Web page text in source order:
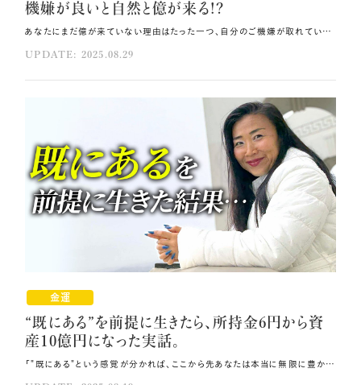
機嫌が良いと自然と億が来る!?
あなたにまだ億が来ていない理由はたった一つ、自分のご機嫌が取れていないからかもしれません。 今回は、億万長者への転機となる「ご機嫌」の取り方をお伝えします💓 億が自然とやってくる自分になるため、ご機嫌を取る必要があるあなたの中の3つの要素と、 それらを一気に上げる方法をご紹介。 1日たった5分の実践を習慣にすれば、必ず億の引き寄せが起こる体質に変わっていけるはずです🍀 その方法はコレ！！ インナーチャイルドの機嫌を直すために、自分自身を認めましょう。 これまでの自分の全ての努力に対して当たり前をゼロにして感謝してください。 誰よりも自分に優しく寄り添い、認め、感謝の言葉を伝え、自分の一番の応援団になりましょう。 元動画（YouTube）：『億万長者が実践している1日5分のご機嫌習慣😊❤️機嫌が良いと自然と億が来る!? （第1955回）』 億万長者になるための3つのご機嫌要素 人間は「体」＋「低次の自分」＋「高次の自分」の3つの要素で構成されています。 あなたが自然と億万長者になるためには、これら3つの要素をしっかりご機嫌にする必要があります。 3つの要素について詳しく説明しますね。 ①体（無意識／潜在意識／インナーチャイルド） まずご機嫌を取るべきは、あなたという魂のお寺である体です💞 ②低次の自分（エゴ／顕在意識） 地球に住み、この肉体を動かしている自分のことです。 毎日を前向きに過ごし、少しでも人生を良くするため頑張っているのはこの部分ですね💫 ③高次の自分 宇宙の源であるボルテックスや12次元の0ポイントフィールドと直結している自分です。 どこに行き、誰と会い、何を話し、どう生きれば自然と億が来るのか？ あなたの天命は何なのか？それをどう展開すれば無限に成功するか？ 高次の自分は、これら全ての答えを持っています。 億の引き寄せを起こりやすくする最も大切な要素であるにも関わらず、 残念ながら多くの人が3つの要素の中で一番ご機嫌取りを忘れがちなのが、 この高次の自分なのです💧 インナーチャイルドを機嫌を直す 3つの全ての要素のご機嫌が取れていないと運気が下がり、思った通りに物事が運ばなくなります💦 ご機嫌が取れていない人の共通点は、表面的に楽しそうにしていても目が笑っていないことです。 目が笑っていない理由は、インナーチャイルドが怒っているからなのです💥 あなたは小さい頃から本当に頑張ってきました。 大人になってからも、子どものため、家族のため、会社のためにずっと頑張り続けています。 それにも関わらず、あなたの頑張りを誰も認めてくれないので、 インナーチャイルドが怒っているのです。 プンプン怒っているインナーチャイルドの機嫌を直すただ一つの方法は、 他の誰でもないあなたが自分自身を認めることです🌸 やり方は簡単です。 生まれてからこれまでに、あなたが行ってきた全ての努力を思い出してみてください。 ずっと努力してきたあなたを一番近くでずっと見てきたのは、紛れもなくあなた自身です。 あなたは、努力してきた自分を認めていますか？ 報われた努力も報われなかった努力も、 これまでの自分の全ての努力に対して当たり前をゼロにして感謝してください🎀 どんな些細なことであっても、今自分が「できている」状態に目を向け、 誰よりも先にあなた自身がそれを認めてください。 体の隅々まで感謝を届けよう これまでの自分の努力に感謝し自分を認めたら、次に、自分の体に心から感謝してください💝 お母さんから無料で作ってもらった体は、休むことなく心臓を動かし続け、 24時間×365日×あなたの年齢分、ずっと働き続けています。 お給料をもらうことも褒め言葉をかけられることもなく働き続けているのですから、 体（インナーチャイルド）がプンプン怒っているのも無理はありませんよね。 ぜひ、心臓と体に心からの感謝を送ってください。 そして、朝目覚めたら今日もまた目が覚めたことを体に感謝しましょう。 お手洗いに行ったら膀胱に「ありがとう」を伝えましょう。 歩くことのできる足に、朝ごはんを作ることができる手に、 全身のあらゆる箇所に感謝の言葉を伝えてください💗 森羅万象に「ありがとう」を伝える 人間の体の半分以上は水でできていますので、あなたの体を支えている水にも感謝しましょう💫 水に「ありがとう」と言うと水の結晶が雪の結晶のような 美しい形に変わるという話を聞いたことがあると思います。 ぜひ、飲む前のお水に「ありがとう」と伝え、セルフ高波動水にしてから飲んでみてください❗ 続けて、毎日の食卓に並ぶお米・お魚・お肉・お野菜に思いを馳せてみましょう。 全てあなたと同じ命ある存在で、私たちはその命をいただいているのです。 食べ物を食べる前にもぜひ「ありがとう」を伝え、 高波動の食事に変えてからいただくようにしてください。 波動の高いものを体に取り入れると体は満足しますので、 体からもあなたに感謝が向けられるようになります。 さらに、生きている限り食べた後には必ず排泄するのが体のシステムですが、 感謝の気持ちが足りず体が怒っているとこの循環がうまくいかず、便秘になります。 不要な排泄物を体に溜め込まないためにも、高波動の水や食事を摂り、 とことん体に意識を向け感謝してください💘 そうすることで体がきちんと機能し、好循環が生まれます。 "母船"とつながり、導きの声をキャッチする 今回取り上げた3つの要素は、『宇宙戦艦ヤマト』のような 大きな宇宙船の本体（母船）と子機に例えることができます。 「高次の自分」が母船、母船から出撃する子機が「低次の自分（顕在意識）」と「体（無意識）」です。 母船は宇宙から地上界を俯瞰しているため、あなたが億を掴むための情報を全て持っています。 母船と良好に交信し、母船から送り出される導きの声をキャッチするためには、 子機の波動を上げて母船としっかりつながる必要があります💫 そのための最良最速の方法が、自分自身への感謝です。 あなた自身が誰よりも自分に優しく寄り添い、認め、感謝の言葉を伝え、 自分の一番の応援団になってください🪽 こうして波動が十分に上がると、母船から送られる高次の導きが 「ワクワク」や「ときめき」としてあなたにまっすぐ届きます。 「ワクワク」や「ときめき」を感じたら、ぜひその場所に行き、その人と話をしてみてください。 それが、自分の天命を知り、自分の天才性を活かしたビジネスで全方向から ハッピーマネーを受け取る人生へと舵を切る転機となります。 自分に感謝し、認める時間を1日に5分で良いので取ってみてください💎 やがてそれが習慣となり、意識しなくとも常に360度自分自身を認めている状態になった時、 天界ですでに用意されている億があなたの元にやって来るでしょう。 まとめ 自分の体に心から感謝してください。 人間の体の半分以上は水でできているので、体を支えている水にも感謝しましょう。 飲む前のお水に「ありがとう」と伝え、セルフ高波動水にしてから飲んでください。
UPDATE: 2025.08.29
金運
“既にある”を前提に生きたら、所持金6円から資
産10億円になった実話。
「"既にある"という感覚が分かれば、ここから先あなたは本当に無限に豊かになれます。」 この言葉を聞いて、あなたはどう感じますか？ 「そうは言っても現実に通帳に億があるわけではないし…」 「まだ億の引き寄せが叶っていないし…」と思われたかもしれませんね。 今回は、生きる前提を"既にある"に変えただけで所持金6円から10億円の資産家となった 私の体験談を交え、"既にある"人生を生きるスタート地点にみなさんをお連れします🌟 その方法はコレ！！ 「ない」が「ない」を引き寄せていることを自覚し、その状況を改善しましょう。 “既にある”思い込みを自分に与えてください。 自分が自分を認め、自己評価を上げ続けましょう。 元動画（YouTube）：『“既にある”を前提に生きたら、所持金6円から資産10億円になった実話。（第1945回）』 既にある感覚をインストールする 所持金が6円になった時、私は本当に自分には何もないと思っていました。 言い換えれば、「私には何もない」と信じていたからこそそれが現実化したわけです💞 同じように、「お金が足りない」と思った途端にどんどんお金がなくなっていったり、 急な出費が重なったりした経験があるという方も多いのではないでしょうか。 この経験がある方はチャンスです！ 「ない」が「ない」を引き寄せていることを自覚できていれば、その状況を改善していけるからです🌿 自覚がなければ変えることもできないのです。 では早速、今日みなさんにインストールしていただきたい"既にある"感覚についてご説明します。 8月8日に開催した宇宙フェス後、参加くださったみなさんから怒涛の引き寄せ報告を いただいていますが、その引き寄せ報告こそが、"既にある"の感覚に変わります。 お金のエネルギーに金額の大小は関係なく、 1円拾った方も5,000万円を引き寄せた方もエネルギーは一緒です。 ぜひ、その感覚を持ち続け、望む人生を創造してください。 「まだ何も引き寄せていない」という方は、参加された方からの報告が止まらない今、 ぜひ「みんなが引き寄せているのだから私もできる！」「私も引き寄せの波に乗る！」と決めてください🌸 そうすると、バラバラのリズムで動いていたメトロノームが数分後には同じテンポで動き出すように "引き寄せ共鳴"が起こり、あなたにも"既にある"がインストールされていきます。 「ない」を「ある」に変え年収1,000万円達成‼️ 所持金6円時代、親からも友達からもお金を貸してもらえず、 バイトも解雇され新しい仕事も見つからないという八方塞がりの状況から 私が抜け出した最初のきっかけは、「ない」を「ある」に変えたことでした❗ この転機が私の人生を大きく変えました。 ある雑誌で、通訳になれば年収2,000万円稼げるようになるという記事を読んだ時のことです。 「英語ができれば私も年収2,000万！」という思い込みが私の中に生まれました。 さらに、単語を覚えれば覚えるほど（1単語につき5円）脳内でお金が増えると自分に設定したことで、 私の中に"既にある"感覚が育まれていきました💗 その結果、何のコネもなく通訳になり、27歳の時に年収1,000万円を達成したのです。 「朝ライブを見ているから、私も億を引き寄せられる」でも「宇宙フェスに参加したから、 宇宙が用意してくれたお金を受け取ることができる」でも、何でもいいのです。 あなたもぜひ"既にある"思い込みを自分に与えてください🎁 そうすることで、「ない」を「ある」に変え、「ある」状態を引き寄せることができます。 思い込み一つで収入を爆上げできる そして、世界ナンバーワンコーチのアンソニー・ロビンズのセミナーの通訳をした時、 次の飛躍のきっかけが訪れました。 私が密かに持っていた「通訳なのに英語ができない」という思い込みが、 クレームやトラブルばかりを仕事に引き寄せ、飛躍の足枷になっていたことに気づいたのです。 この思い込みを外し、自分のキャリアや取得してきた資格を改めて思い出し、 帰国子女ほどではないけれど自分はそれなりに英語ができると認めた途端、 本の出版が決まり、年収をさらに上げることに成功しました。 この「通訳なのに英語ができない」という思い込みの元になっていたのは、 帰国子女の通訳の方々と海外経験がないまま通訳になった自分との比較です。 どんな分野においても必ず上には上がいますが、 上と自分を比較して「この人に比べたら私はできていない」と思っている限り、 "既にある"前提を生きることはできません。 比較地獄に陥ると、実際には誰もが億万長者になるのに必要な才能を持っているにも関わらず、 「私はできない、ダメだ」という諦めが宇宙に打ち上がり、 低い自己評価分しかお金を受け取ることができないのです💦 "既にある"前提をぶち壊す諸悪の根源である比較地獄に気づいたら、 ぜひこの言い訳をごっそり手放し、「自分には全てが"既にある"」を新たにインストールしてください。 そうやって自分が自分を認め、自己評価を上げ続けることで、 あなたにとって最適なタイミングで億を楽に受け取るチャンスがやってきます💰 億を受け取れる器になる 宇宙は既にあなたに億を用意しています。 今のあなたに必要なのは、それを受け取って地球のために活用できる自分になることだけです。 そのためには、とにかく自分を整えることに本気で取り組み、 いつでも億を受け取れる器まで自分の器を上げていってください💎 もしもあなたが宇宙銀行だったら、託したお金をどんな風に使って欲しいですか？ 夢を叶えるためにどんどん勇気を持って行動する人と、 夢見ているだけで何の行動も起こそうとしない人では、どちらを応援したいと思いますか？ それが分かれば、"既にある"を前提に生きるためにするべきことが見えてくると思います🎀 "既にある"を土台にして立てるようになると、今目の前にあるものの本当の豊かさに気づけるようになり、 余計な支出がなくなります。 お金も時間も「足りない」と思うことがなくなり、常に気持ちが安定し余裕が持てるようになります。 ぜひ、"既にある"の充足感の中であなたという存在の全てを活かし切り、 宇宙が用意してくれた無限の豊かさを受け取り幸せな人生を創造していってください💓 まとめ 「みんなが引き寄せているのだから私もできる！」「私も引き寄せの波に乗る！」と決めてください。 自分を整えることに本気で取り組み、自分の器をいつでも億を受け取れる器まで上げていってください。 夢を叶えるためにどんどん勇気を持って行動しましょう。